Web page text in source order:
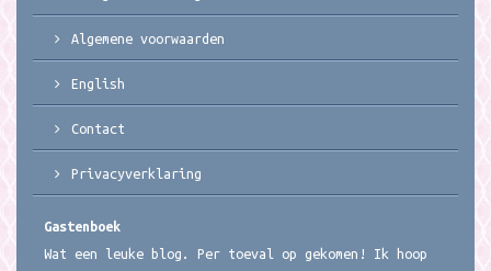
Algemene voorwaarden
English
Contact
Privacyverklaring
Gastenboek
Wat een leuke blog. Per toeval op gekomen! Ik hoop